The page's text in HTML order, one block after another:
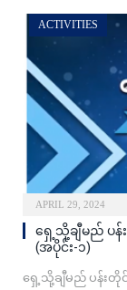
ACTIVITIES
APRIL 29, 2024
ရှေ့သို့ချီမည် ပန်
(အပိုင်း-၁)
ရှေ့သို့ချီမည် ပန်းတို